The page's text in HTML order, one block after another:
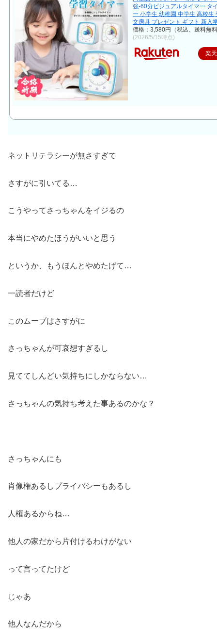
強-60分ビジュアルタイマー タ
ー 小学生 幼稚園 中学生 高校生
文房具 プレゼント ギフト 新入
価格：3,580円（税込、送料無
(2026/5/15時点)
楽
ネットリテラシーが無さすぎて
さすがに引いてる…
こうやってさっちゃんをイジるの
本当にやめたほうがいいと思う
というか、もうほんとやめたげて…
一読者だけど
このムーブはさすがに
さっちゃんが可哀想すぎるし
見ててしんどい気持ちにしかならない…
さっちゃんの気持ち考えた事あるのかな？
さっちゃんにも
肖像権あるしプライバシーもあるし
人権あるからね…
他人の家だから片付けるわけがない
って言ってたけど
じゃあ
他人なんだから